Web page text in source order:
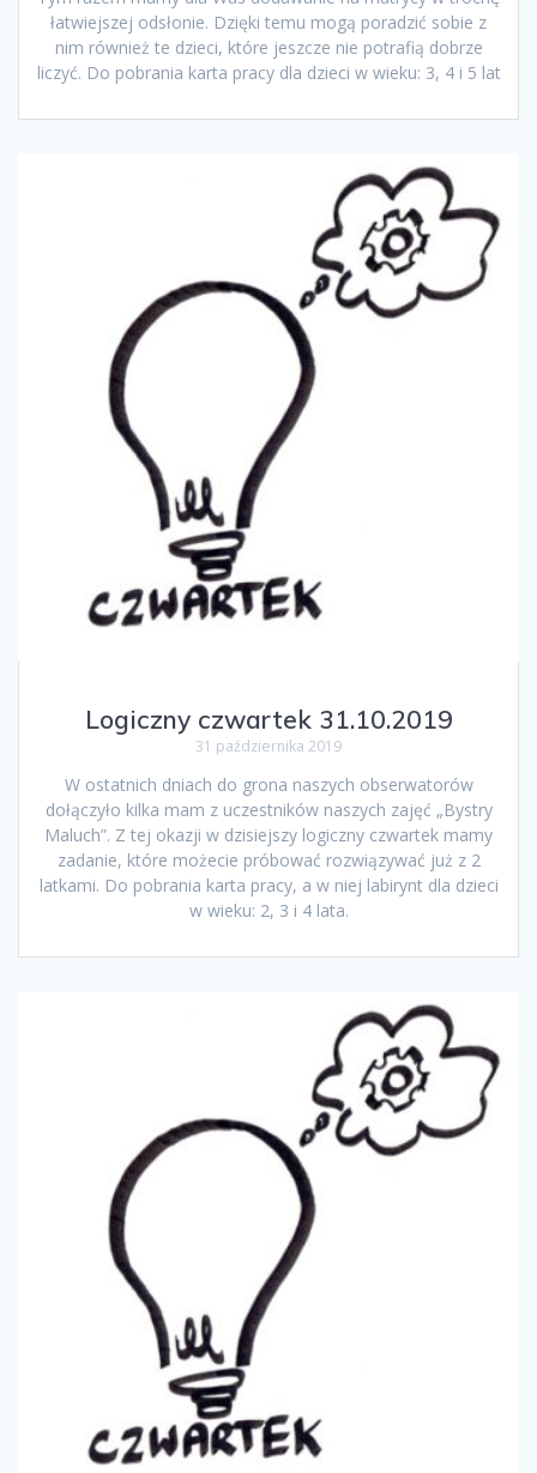
łatwiejszej odsłonie. Dzięki temu mogą poradzić sobie z
nim również te dzieci, które jeszcze nie potrafią dobrze
liczyć. Do pobrania karta pracy dla dzieci w wieku: 3, 4 i 5 lat
Logiczny czwartek 31.10.2019
31 października 2019
W ostatnich dniach do grona naszych obserwatorów
dołączyło kilka mam z uczestników naszych zajęć „Bystry
Maluch”. Z tej okazji w dzisiejszy logiczny czwartek mamy
zadanie, które możecie próbować rozwiązywać już z 2
latkami. Do pobrania karta pracy, a w niej labirynt dla dzieci
w wieku: 2, 3 i 4 lata.